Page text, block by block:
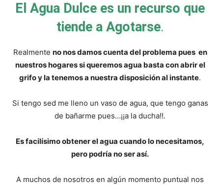
El Agua Dulce es un recurso que
tiende a Agotarse.
Realmente no nos damos cuenta del problema pues en
nuestros hogares si queremos agua basta con abrir el
grifo y la tenemos a nuestra disposición al instante.
Si tengo sed me lleno un vaso de agua, que tengo ganas
de bañarme pues…¡¡a la ducha!!.
Es facilísimo obtener el agua cuando lo necesitamos,
pero podría no ser así.
A muchos de nosotros en algún momento puntual nos